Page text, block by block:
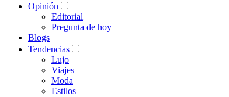
Opinión
Editorial
Pregunta de hoy
Blogs
Tendencias
Lujo
Viajes
Moda
Estilos